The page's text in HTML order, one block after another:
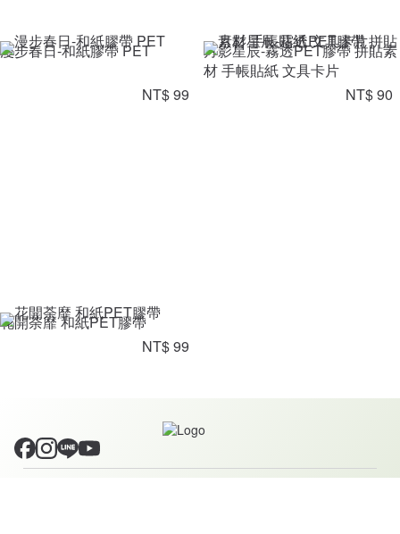
漫步春日-和紙膠帶 PET
NT$ 99
月影星辰-霧透PET膠帶 拼貼素
材 手帳貼紙 文具卡片
NT$ 90
花開荼靡 和紙PET膠帶
NT$ 99